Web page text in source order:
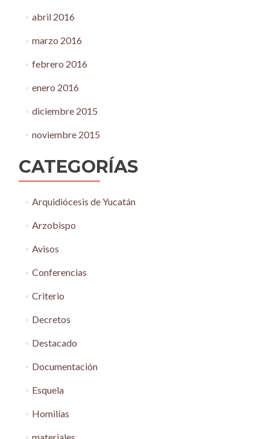
abril 2016
marzo 2016
febrero 2016
enero 2016
diciembre 2015
noviembre 2015
CATEGORÍAS
Arquidiócesis de Yucatán
Arzobispo
Avisos
Conferencias
Criterio
Decretos
Destacado
Documentación
Esquela
Homilías